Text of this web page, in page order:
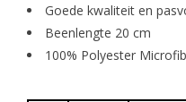
Goede kwaliteit en
Beenlengte 20 cm
100% Polyester